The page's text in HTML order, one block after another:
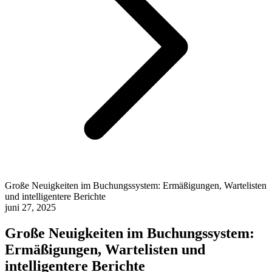
Große Neuigkeiten im Buchungssystem: Ermäßigungen, Wartelisten
und intelligentere Berichte
juni 27, 2025
Große Neuigkeiten im Buchungssystem:
Ermäßigungen, Wartelisten und
intelligentere Berichte